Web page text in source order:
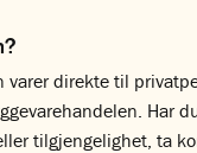
varer direkte til
Har
tilgjengelighet, ta